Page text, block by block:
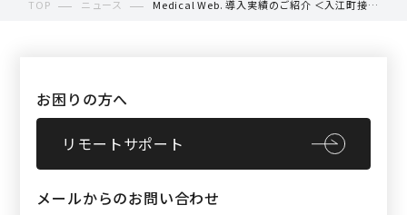
TOP ニュース
Medical Web. 導入実績のご紹介 ＜入江町接骨
お困りの方へ
リモートサポート
メールからのお問い合わせ